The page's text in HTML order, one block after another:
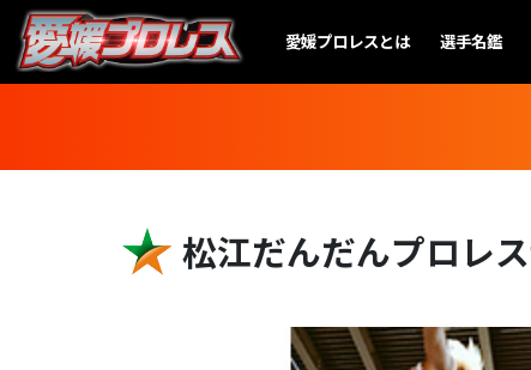
愛媛プロレスとは 選手名鑑
松江だんだんプロレ